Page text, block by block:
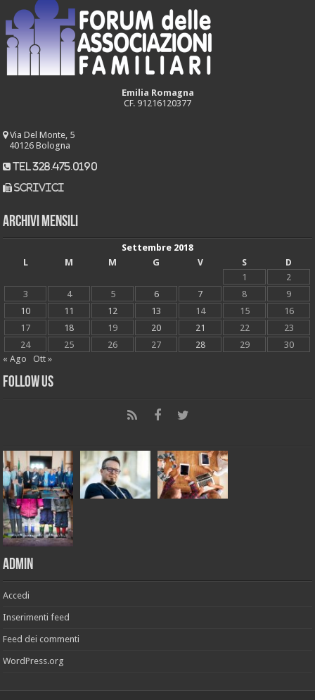
Emilia Romagna
CF. 91216120377
Via Del Monte, 5
40126 Bologna
tel 328.475.0190
scrivici
Archivi mensili
Settembre 2018
L
M M G V S
D
1
2
3
4 5 6 7 8
9
10
11 12 13 14 15
16
17
18 19 20 21 22
23
24
25 26 27 28 29
30
« Ago
Ott »
Follow Us
Admin
Accedi
Inserimenti feed
Feed dei commenti
WordPress.org